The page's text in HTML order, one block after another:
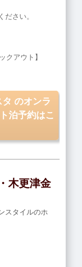
さい。
アウト】
のオンラ
泊予約はこ
木更津金
スタイルのホ